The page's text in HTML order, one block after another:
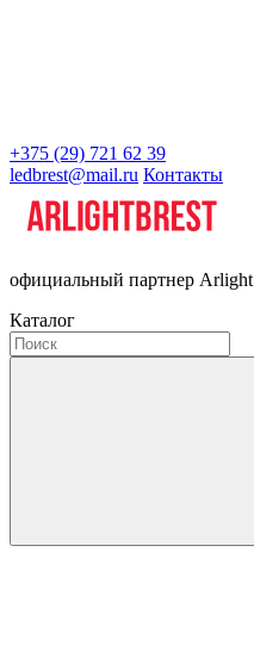
+375 (29) 721 62 39
ledbrest@mail.ru Контакты
официальный партнер Arlight
Каталог